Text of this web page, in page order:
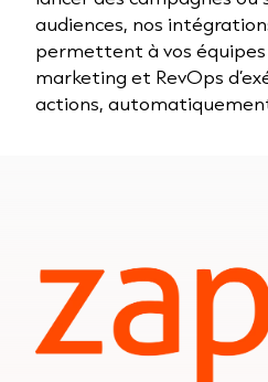
audiences, nos
permettent à vos équipes
marketing et RevOps
actions,